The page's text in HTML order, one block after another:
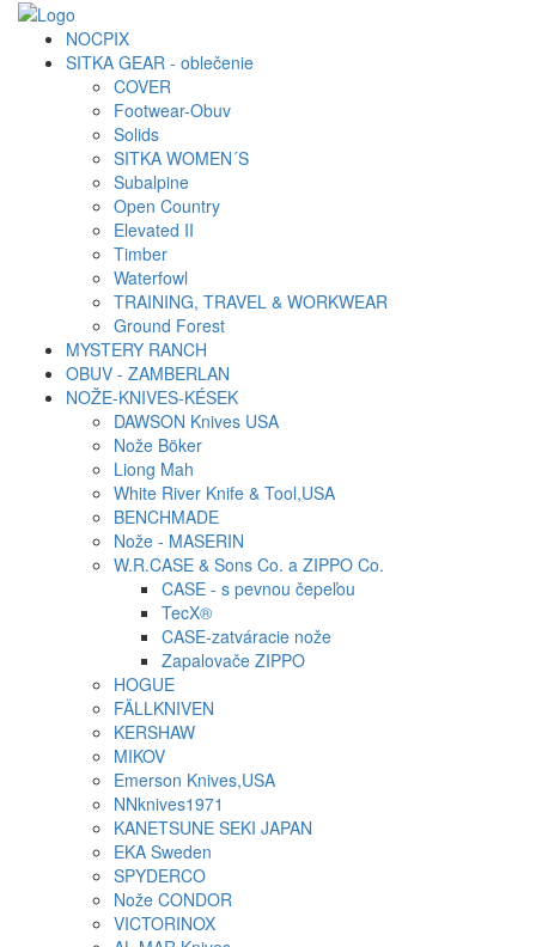
NOCPIX
SITKA GEAR - oblečenie
COVER
Footwear-Obuv
Solids
SITKA WOMEN´S
Subalpine
Open Country
Elevated II
Timber
Waterfowl
TRAINING, TRAVEL & WORKWEAR
Ground Forest
MYSTERY RANCH
OBUV - ZAMBERLAN
NOŽE-KNIVES-KÉSEK
DAWSON Knives USA
Nože Böker
Liong Mah
White River Knife & Tool,USA
BENCHMADE
Nože - MASERIN
W.R.CASE & Sons Co. a ZIPPO Co.
CASE - s pevnou čepeľou
TecX®
CASE-zatváracie nože
Zapalovače ZIPPO
HOGUE
FÄLLKNIVEN
KERSHAW
MIKOV
Emerson Knives,USA
NNknives1971
KANETSUNE SEKI JAPAN
EKA Sweden
SPYDERCO
Nože CONDOR
VICTORINOX